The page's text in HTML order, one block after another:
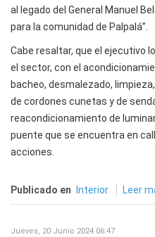
al legado del General Manuel
para la comunidad de Palpalá”.
Cabe resaltar, que el ejecutivo
el sector, con el
bacheo, desmalezado,
de cordones cunetas y de
reacondicionamiento de
puente que se encuentra en
acciones.
Publicado en Interior Leer
Jueves, 20 Junio 2024 06:47